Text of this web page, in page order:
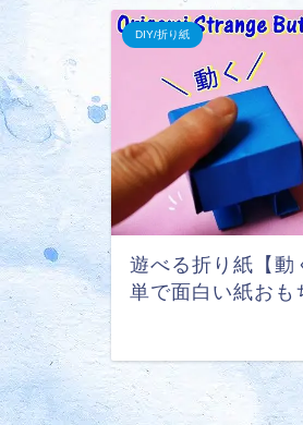
DIY/折り紙
遊べる折り紙【動
単で面白い紙おも